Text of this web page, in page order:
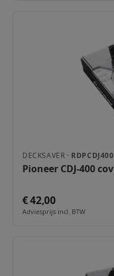
DECKSAVER · RDPCDJ400
Pioneer CDJ-400
€ 42,00
Adviesprijs incl. BTW